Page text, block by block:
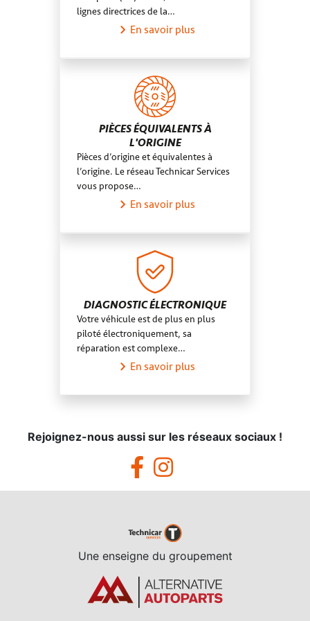
lignes directrices de la…
En savoir plus
PIÈCES ÉQUIVALENTS À
L'ORIGINE
Pièces d’origine et équivalentes à
l’origine. Le réseau Technicar Services
vous propose…
En savoir plus
DIAGNOSTIC ÉLECTRONIQUE
Votre véhicule est de plus en plus
piloté électroniquement, sa
réparation est complexe…
En savoir plus
Rejoignez-nous aussi sur les réseaux sociaux !
Une enseigne du groupement